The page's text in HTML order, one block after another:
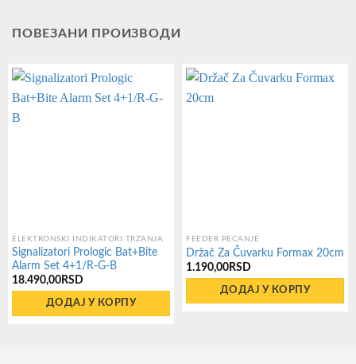
ПОВЕЗАНИ ПРОИЗВОДИ
ELEKTRONSKI INDIKATORI TRZANJA
Signalizatori Prologic Bat+Bite
Alarm Set 4+1/R-G-B
18.490,00 RSD
ДОДАЈ У КОРПУ
FEEDER PECANJE
Držač Za Čuvarku Formax 20cm
1.190,00 RSD
ДОДАЈ У КОРПУ